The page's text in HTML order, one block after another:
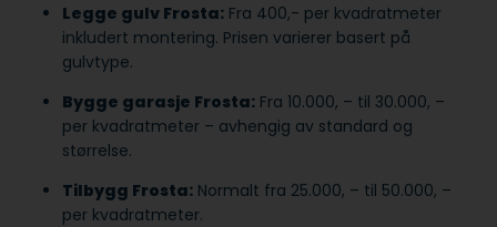
Legge gulv Frosta: Fra 400,- per kvadratmeter
inkludert montering. Prisen varierer basert på
gulvtype.
Bygge garasje Frosta: Fra 10.000, – til 30.000, –
per kvadratmeter – avhengig av standard og
størrelse.
Tilbygg Frosta: Normalt fra 25.000, – til 50.000, –
per kvadratmeter.